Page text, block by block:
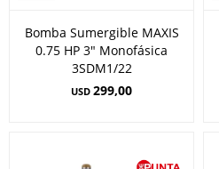
Bomba Sumergible MAXIS
0.75 HP 3" Monofásica
3SDM1/22
USD 299,00